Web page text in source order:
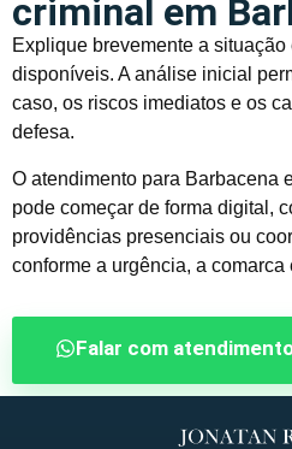
criminal em
Explique brevemente a
disponíveis. A análise inicial
caso, os riscos imediatos e os
defesa.
O atendimento para Barbacena
pode começar de forma digital,
providências presenciais ou
conforme a urgência, a comarca
Falar com